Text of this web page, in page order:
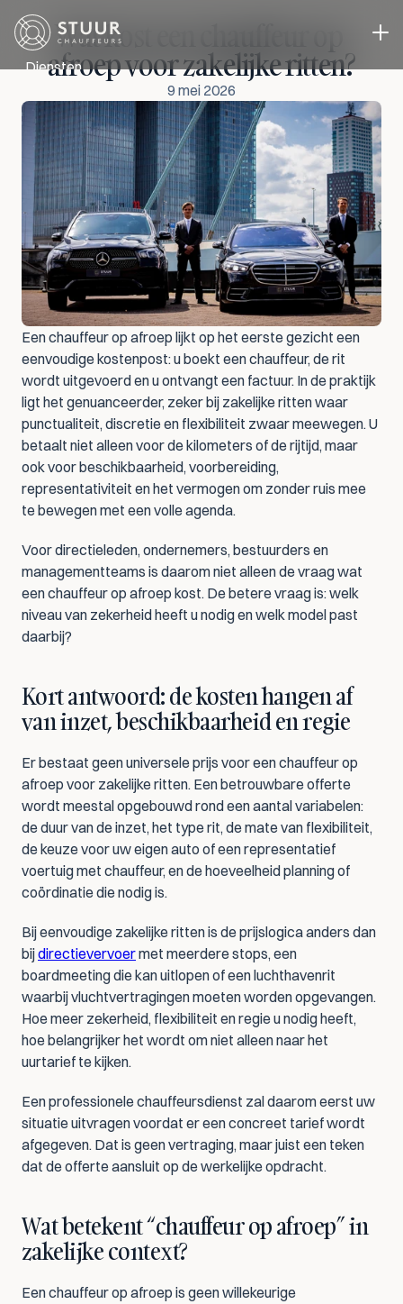
Diensten
Evenementen vervoer
Zakelijk Vervoer
Chauffeur in eigen auto
Cases
Over ons
Blog
Contact
Offerte aanvragen
Select Language
NL
Wat kost een chauffeur op
afroep voor zakelijke ritten?
9 mei 2026
Een chauffeur op afroep lijkt op het eerste gezicht een
eenvoudige kostenpost: u boekt een chauffeur, de rit
wordt uitgevoerd en u ontvangt een factuur. In de praktijk
ligt het genuanceerder, zeker bij zakelijke ritten waar
punctualiteit, discretie en flexibiliteit zwaar meewegen. U
betaalt niet alleen voor de kilometers of de rijtijd, maar
ook voor beschikbaarheid, voorbereiding,
representativiteit en het vermogen om zonder ruis mee
te bewegen met een volle agenda.
Voor directieleden, ondernemers, bestuurders en
managementteams is daarom niet alleen de vraag wat
een chauffeur op afroep kost. De betere vraag is: welk
niveau van zekerheid heeft u nodig en welk model past
daarbij?
Kort antwoord: de kosten hangen af
van inzet, beschikbaarheid en regie
Er bestaat geen universele prijs voor een chauffeur op
afroep voor zakelijke ritten. Een betrouwbare offerte
wordt meestal opgebouwd rond een aantal variabelen:
de duur van de inzet, het type rit, de mate van flexibiliteit,
de keuze voor uw eigen auto of een representatief
voertuig met chauffeur, en de hoeveelheid planning of
coördinatie die nodig is.
Bij eenvoudige zakelijke ritten is de prijslogica anders dan
bij directievervoer met meerdere stops, een
boardmeeting die kan uitlopen of een luchthavenrit
waarbij vluchtvertragingen moeten worden opgevangen.
Hoe meer zekerheid, flexibiliteit en regie u nodig heeft,
hoe belangrijker het wordt om niet alleen naar het
uurtarief te kijken.
Een professionele chauffeursdienst zal daarom eerst uw
situatie uitvragen voordat er een concreet tarief wordt
afgegeven. Dat is geen vertraging, maar juist een teken
dat de offerte aansluit op de werkelijke opdracht.
Wat betekent “chauffeur op afroep” in
zakelijke context?
Een chauffeur op afroep is geen willekeurige